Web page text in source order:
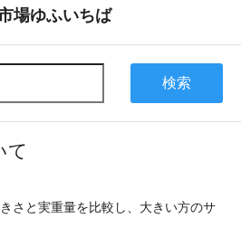
場ゆふいちば
検索
て
さと実重量を比較し、大きい方のサ